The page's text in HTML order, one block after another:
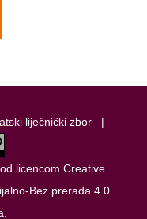
liječnički zbor|
licencom Creative
Bez prerada 4.0